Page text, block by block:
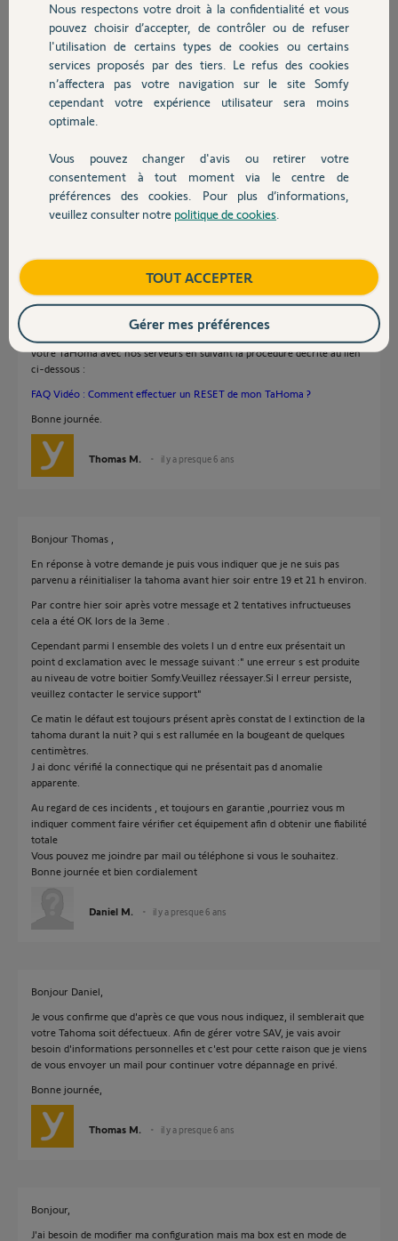
Chauffage
Autres produits
Devis avec un pro
Contact
Merci pour votre réponse et bien cordialement
Daniel M.
il y a presque 6 ans
Participer au fil de discussion
Réponses
Bonjour Daniel,
serveurs Tahoma qui ont impactées une petite partie de notre parc.
Pouvez-vous me confirmer que cette panne n'a pas durée plus de
quelques minutes et que vous avez bien retrouver toutes les
votre TaHoma avec nos serveurs en suivant la procédure décrite au lien
ci-dessous :
FAQ Vidéo : Comment effectuer un RESET de mon TaHoma ?
Bonne journée.
Thomas M. il y a presque 6 ans
Bonjour Thomas ,
En réponse à votre demande je puis vous indiquer que je ne suis pas
parvenu a réinitialiser la tahoma avant hier soir entre 19 et 21 h environ.
Par contre hier soir après votre message et 2 tentatives infructueuses
cela a été OK lors de la 3eme .
Cependant parmi l ensemble des volets l un d entre eux présentait un
point d exclamation avec le message suivant :" une erreur s est produite
au niveau de votre boitier Somfy.Veuillez réessayer.Si l erreur persiste,
veuillez contacter le service support"
Ce matin le défaut est toujours présent après constat de l extinction de la
tahoma durant la nuit ? qui s est rallumée en la bougeant de quelques
centimètres.
J ai donc vérifié la connectique qui ne présentait pas d anomalie
apparente.
Au regard de ces incidents , et toujours en garantie ,pourriez vous m
indiquer comment faire vérifier cet équipement afin d obtenir une fiabilité
totale
Vous pouvez me joindre par mail ou téléphone si vous le souhaitez.
Bonne journée et bien cordialement
Daniel M. il y a presque 6 ans
Bonjour Daniel,
Je vous confirme que d'après ce que vous nous indiquez, il semblerait que
votre Tahoma soit défectueux. Afin de gérer votre SAV, je vais avoir
besoin d'informations personnelles et c'est pour cette raison que je viens
de vous envoyer un mail pour continuer votre dépannage en privé.
Bonne journée,
Thomas M. il y a presque 6 ans
Bonjour,
J'ai besoin de modifier ma configuration mais ma box est en mode de
Nous respectons votre droit à la confidentialité et vous
pouvez choisir d’accepter, de contrôler ou de refuser
l'utilisation de certains types de cookies ou certains
services proposés par des tiers. Le refus des cookies
n’affectera pas votre navigation sur le site Somfy
cependant votre expérience utilisateur sera moins
optimale.
Vous pouvez changer d'avis ou retirer votre
consentement à tout moment via le centre de
préférences des cookies. Pour plus d’informations,
veuillez consulter notre politique de cookies
TOUT ACCEPTER
Gérer mes préférences